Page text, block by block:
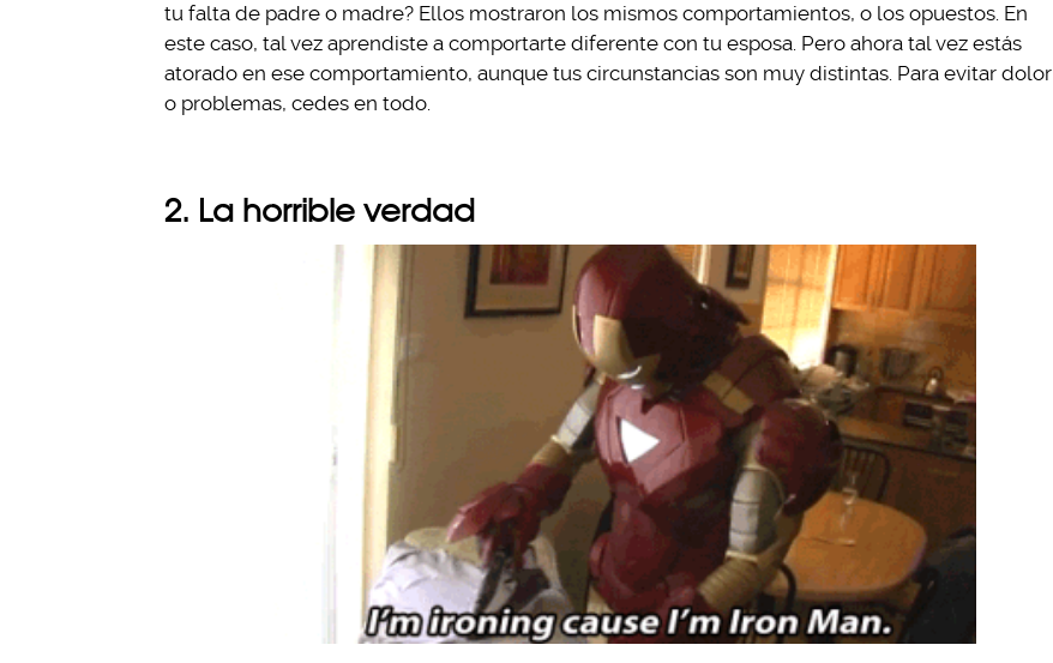
tu falta de padre o madre? Ellos mostraron los mismos comportamientos, o los opuestos. En
este caso, tal vez aprendiste a comportarte diferente con tu esposa. Pero ahora tal vez estás
atorado en ese comportamiento, aunque tus circunstancias son muy distintas. Para evitar dolor
o problemas, cedes en todo.
2. La horrible verdad